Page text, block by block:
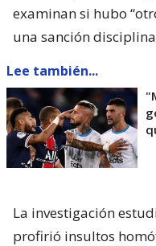
examinan si hubo
una sanción
Lee también...
La investigación
profirió insultos